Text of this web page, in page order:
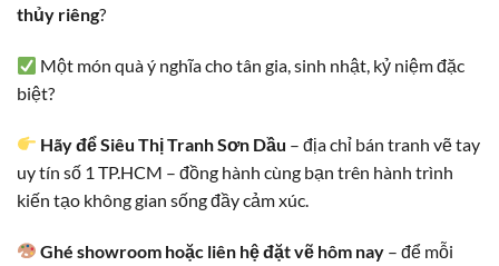
thủy riêng?
Một món quà ý nghĩa cho tân gia, sinh nhật, kỷ niệm đặc
biệt?
Hãy để Siêu Thị Tranh Sơn Dầu – địa chỉ bán tranh vẽ tay
uy tín số 1 TP.HCM – đồng hành cùng bạn trên hành trình
kiến tạo không gian sống đầy cảm xúc.
Ghé showroom hoặc liên hệ đặt vẽ hôm nay – để mỗi